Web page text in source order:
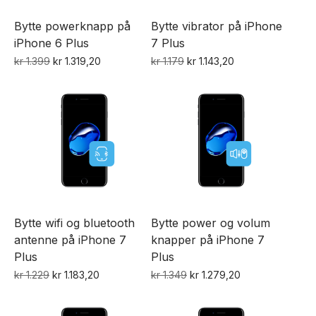
Bytte powerknapp på
iPhone 6 Plus
kr1.399 Opprinnelig
var:
kr 1.399.
kr 1.319,20 Nåværende
er:
kr 1.319,20.
Bytte vibrator på iPhone
7 Plus
kr1.179 Opprinnelig
var:
kr 1.179.
kr 1.143,20
er:
kr 1.143,20.
Bytte wifi og bluetooth
antenne på iPhone 7
Plus
kr1.229 Opprinnelig
var:
kr 1.183,20 Nåværende
er:
Bytte power og volum
knapper på iPhone 7
Plus
kr1.349 Opprinnelig
var:
kr 1.279,20
er: